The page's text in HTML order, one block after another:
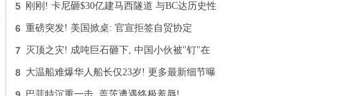
5 刚刚! 卡尼砸$30亿建马西隧道 与BC达历史性
6 重磅突发! 美国掀桌: 官宣拒签自贸协定
7 灭顶之灾! 成吨巨石砸下, 中国小伙被"钉"在
8 大温船难爆华人船长仅23岁! 更多最新细节曝